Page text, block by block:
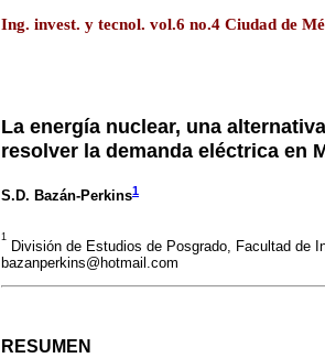
Ing. invest. y tecnol. vol.6 no.4 Ciudad de
La energía nuclear, una
resolver la demanda eléctrica en
S.D. Bazán-Perkins1
1
División de Estudios de Posgrado, Facultad de
bazanperkins@hotmail.com
RESUMEN